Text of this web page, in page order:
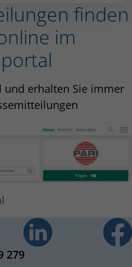
finden
im
und erhalten Sie immer
279